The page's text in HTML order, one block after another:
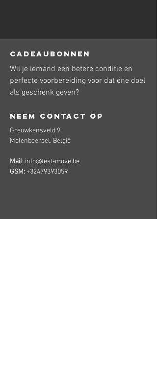
CADEAUBONNEN
Wil je iemand een betere conditie en
perfecte voorbereiding voor dat éne doel
als geschenk geven?
Neem contact op
Greuwkensveld 9
Molenbeersel, België
Mail: info@test-move.be
GSM: +32479393059